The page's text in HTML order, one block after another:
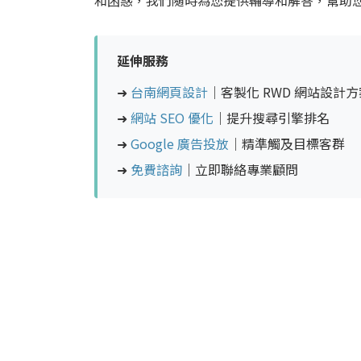
延伸服務
➜ 台南網頁設計 ｜客製化 RWD 網站設計
➜ 網站 SEO 優化 ｜提升搜尋引擎排名
➜ Google 廣告投放 ｜精準觸及目標客群
➜ 免費諮詢 ｜立即聯絡專業顧問